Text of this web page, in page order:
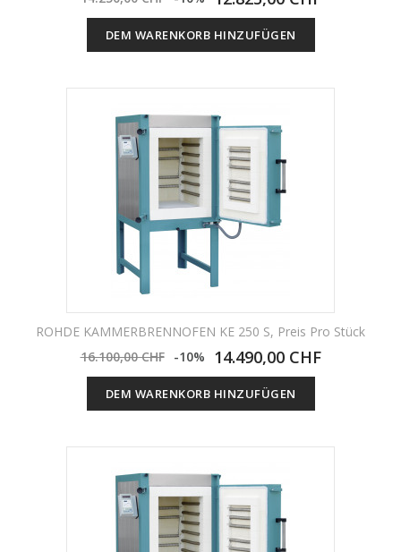
DEM WARENKORB HINZUFÜGEN
ROHDE KAMMERBRENNOFEN KE 250 S, Preis Pro Stück
16.100,00 CHF
-10% 14.490,00 CHF
DEM WARENKORB HINZUFÜGEN